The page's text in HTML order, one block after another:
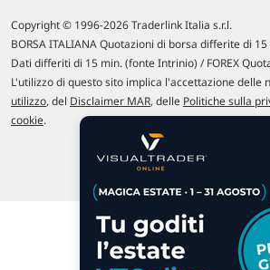
Copyright © 1996-2026 Traderlink Italia s.r.l.
BORSA ITALIANA Quotazioni di borsa differite di 15
Dati differiti di 15 min. (fonte Intrinio) / FOREX
L'utilizzo di questo sito implica l'accettazione delle
utilizzo, del Disclaimer MAR, delle Politiche sulla
cookie.